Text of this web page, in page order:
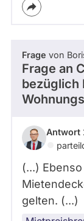
Frage von
Frage an
bezüglich
Antwort
(...)
gelten. (...)